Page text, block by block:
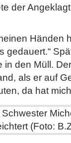
der
Händen
gedauert.“
den Müll.
als er auf
da hat